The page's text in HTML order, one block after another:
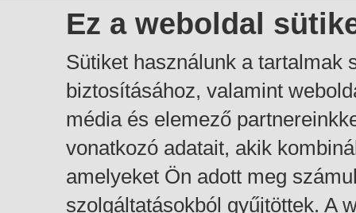
Ez a weboldal
Sütiket használunk a tartalmak
biztosításához, valamint
média és elemező
vonatkozó adatait, akik
amelyeket Ön adott meg
szolgáltatásokból gyűjtöttek. A